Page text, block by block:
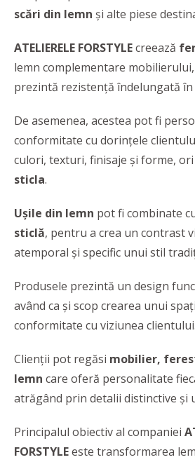
scări din lemn și alte piese
ATELIERELE FORSTYLEcreează
lemn complementare
prezintă rezistență îndelungată în
De asemenea, acestea pot fi
conformitate cu dorinţele
culori, texturi, finisaje şi forme, ori
sticla.
Ușile din lemn pot fi combinate
sticlă, pentru a crea un contrast
atemporal şi specific unui stil
Produsele prezintă un design
având ca şi scop crearea unui
conformitate cu viziunea clientului.
Clienții pot regăsi mobilier,
lemn care oferă personalitate
atrăgând prin detalii distinctive și
Principalul obiectiv al companiei
FORSTYLEeste transformarea